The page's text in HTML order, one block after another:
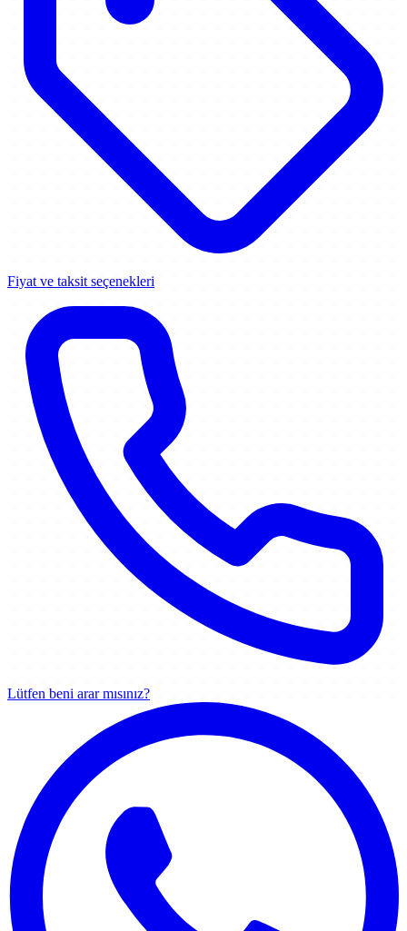
Fiyat ve taksit seçenekleri
Lütfen beni arar mısınız?